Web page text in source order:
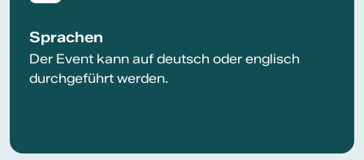
Sprachen
Der Event kann auf deutsch oder englisch
durchgeführt werden.